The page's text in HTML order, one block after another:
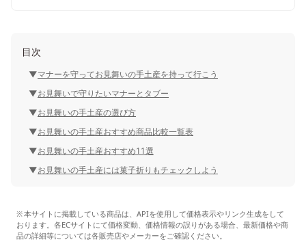
目次
マナーを守ってお見舞いの手土産を持って行こう
お見舞いで守りたいマナーとタブー
お見舞いの手土産の選び方
お見舞いの手土産おすすめ商品比較一覧表
お見舞いの手土産おすすめ11選
お見舞いの手土産には菓子折りもチェックしよう
本サイトに掲載している商品は、APIを使用して価格表示やリンク生成をして
おります。各ECサイトにて価格変動、価格情報の誤りがある場合、最新価格や商
品の詳細等については各販売店やメーカーをご確認ください。